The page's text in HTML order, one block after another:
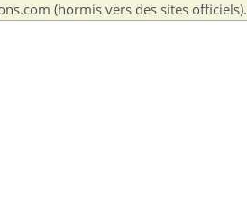
(hormis vers des sites officiels).